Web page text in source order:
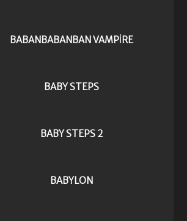
BABANBABANBAN VAMPIRE
BABY STEPS
BABY STEPS 2
BABYLON